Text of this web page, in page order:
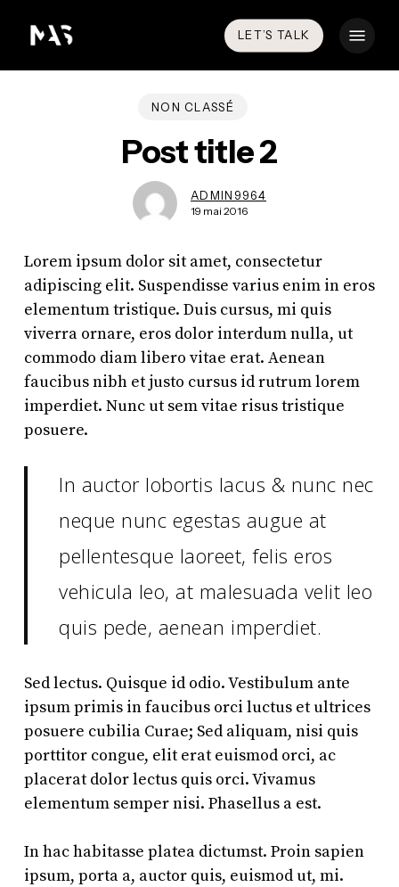
LET’S TALK
NON CLASSÉ
Post title 2
ADMIN9964
19 mai 2016
Lorem ipsum dolor sit amet, consectetur
adipiscing elit. Suspendisse varius enim in eros
elementum tristique. Duis cursus, mi quis
viverra ornare, eros dolor interdum nulla, ut
commodo diam libero vitae erat. Aenean
faucibus nibh et justo cursus id rutrum lorem
imperdiet. Nunc ut sem vitae risus tristique
posuere.
In auctor lobortis lacus & nunc nec
neque nunc egestas augue at
pellentesque laoreet, felis eros
vehicula leo, at malesuada velit leo
quis pede, aenean imperdiet.
Sed lectus. Quisque id odio. Vestibulum ante
ipsum primis in faucibus orci luctus et ultrices
posuere cubilia Curae; Sed aliquam, nisi quis
porttitor congue, elit erat euismod orci, ac
placerat dolor lectus quis orci. Vivamus
elementum semper nisi. Phasellus a est.
In hac habitasse platea dictumst. Proin sapien
ipsum, porta a, auctor quis, euismod ut, mi.